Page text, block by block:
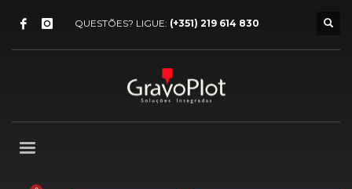
QUESTÕES? LIGUE: (+351) 219 614 830